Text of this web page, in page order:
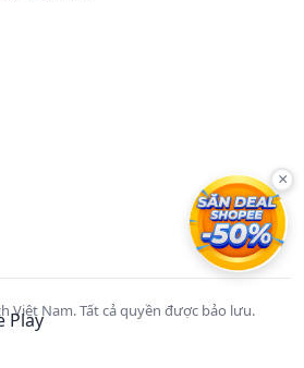
Việt Nam. Tất cả quyền được bảo lưu.
×